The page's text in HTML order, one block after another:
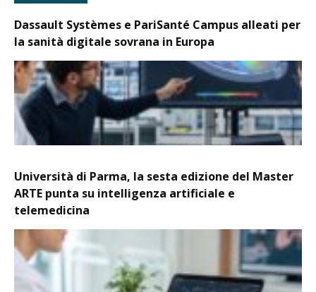
Dassault Systèmes e PariSanté Campus alleati per
la sanità digitale sovrana in Europa
Università di Parma, la sesta edizione del Master
ARTE punta su intelligenza artificiale e
telemedicina